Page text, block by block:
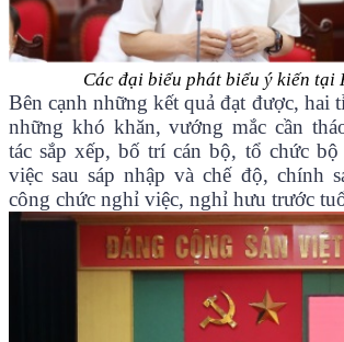
Các đại biểu phát biểu ý kiến tại
Bên cạnh những kết quả đạt được, hai
những khó khăn, vướng mắc cần
tác sắp xếp, bố trí cán bộ, tổ chức
việc sau sáp nhập và chế độ, chính
công chức nghỉ việc, nghỉ hưu trước